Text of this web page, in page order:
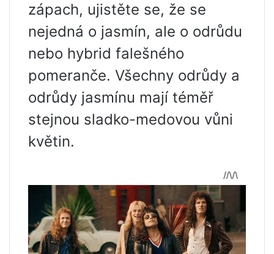
zápach, ujistěte se, že se
nejedná o jasmín, ale o odrůdu
nebo hybrid falešného
pomeranče. Všechny odrůdy a
odrůdy jasmínu mají téměř
stejnou sladko-medovou vůni
květin.